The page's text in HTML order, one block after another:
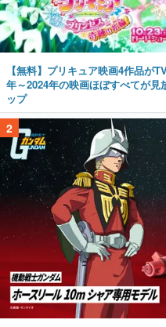
【無料】プリキュア映画4作品が
年～2024年の映画ほぼすべてが
ップ
2